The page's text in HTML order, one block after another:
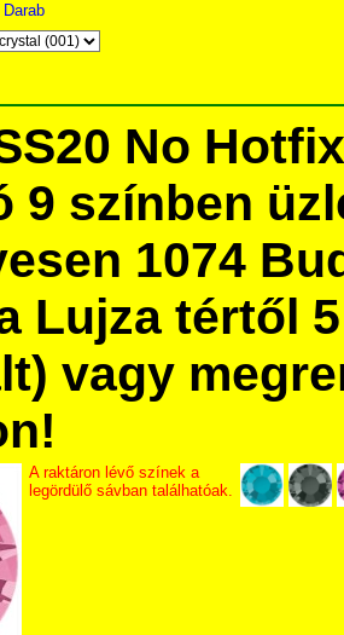
Darab
No
9 színben
1074
Lujza tértől
vagy
A raktáron lévő színek a
legördülő sávban találhatóak.